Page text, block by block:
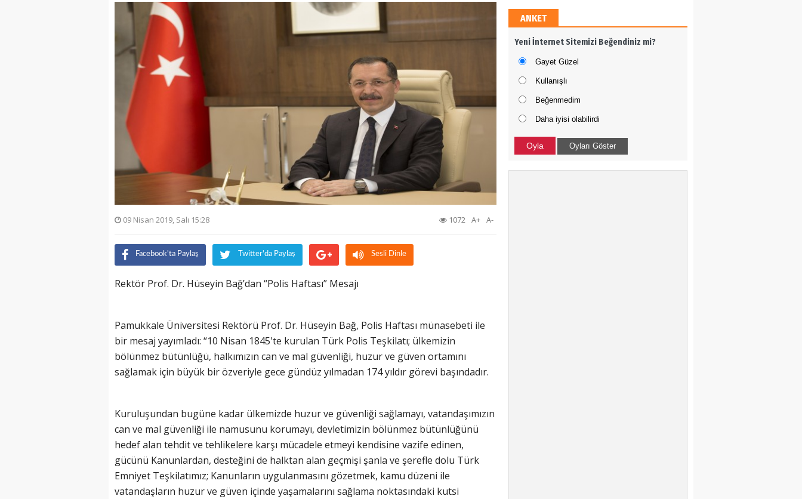
09 Nisan 2019, Salı 15:28 A-
A+
1072
Facebook'ta Paylaş Twitter'da Paylaş Sesli Dinle
Rektör Prof. Dr. Hüseyin Bağ’dan “Polis Haftası” Mesajı
Pamukkale Üniversitesi Rektörü Prof. Dr. Hüseyin Bağ, Polis Haftası münasebeti ile
bir mesaj yayımladı: “10 Nisan 1845'te kurulan Türk Polis Teşkilatı; ülkemizin
bölünmez bütünlüğü, halkımızın can ve mal güvenliği, huzur ve güven ortamını
sağlamak için büyük bir özveriyle gece gündüz yılmadan 174 yıldır görevi başındadır.
Kuruluşundan bugüne kadar ülkemizde huzur ve güvenliği sağlamayı, vatandaşımızın
can ve mal güvenliği ile namusunu korumayı, devletimizin bölünmez bütünlüğünü
hedef alan tehdit ve tehlikelere karşı mücadele etmeyi kendisine vazife edinen,
gücünü Kanunlardan, desteğini de halktan alan geçmişi şanla ve şerefle dolu Türk
Emniyet Teşkilatımız; Kanunların uygulanmasını gözetmek, kamu düzeni ile
vatandaşların huzur ve güven içinde yaşamalarını sağlama noktasındaki kutsi
Dava adamı olmak
Salih Ergül
SİZİN ÇOÇUKLAR BU KEZ
BAŞARAMADI
Ali Tığ
ANKET
Yeni İnternet Sitemizi Beğendiniz mi?
Gayet Güzel
Kullanışlı
Beğenmedim
Daha iyisi olabilirdi
Oyla Oyları Göster